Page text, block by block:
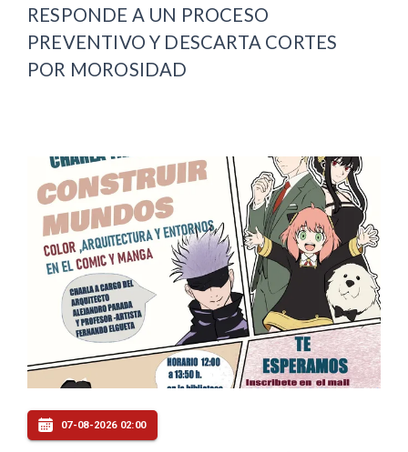
RESPONDE A UN PROCESO
PREVENTIVO Y DESCARTA CORTES
POR MOROSIDAD
07-08-2026 02:00